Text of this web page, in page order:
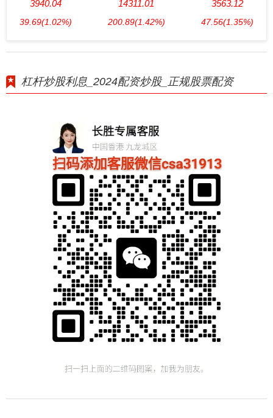
3940.04
39.69(1.02%)
14311.01
200.89(1.42%)
3563.12
47.56(1.35%)
杠杆炒股利息_2024配资炒股_正规股票配资